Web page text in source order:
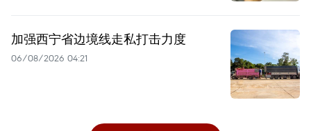
加强西宁省边境线走私打击力度
06/08/2026 04:21